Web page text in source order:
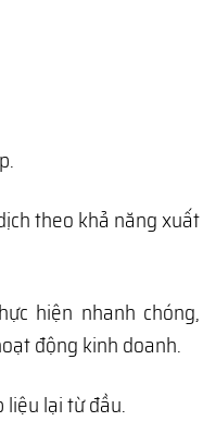
theo khả năng xuất
hiện nhanh chóng,
động kinh doanh.
liệu lại từ đầu.